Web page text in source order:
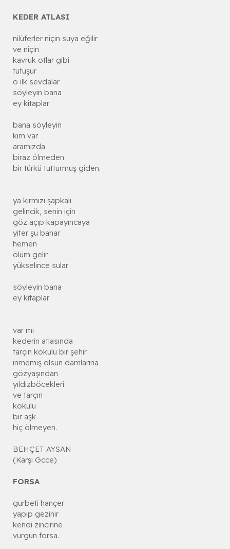
KEDER ATLASI
nilüferler niçin suya eğilir
ve niçin
kavruk otlar gibi
tutuşur
o ilk sevdalar
söyleyin bana
ey kitaplar.
bana söyleyin
kim var
aramızda
biraz ölmeden
bir türkü tutturmuş giden.
ya kırmızı şapkalı
gelincik, senin için
göz açıp kapayıncaya
yiter şu bahar
hemen
ölüm gelir
yükselince sular.
söyleyin bana
ey kitaplar
var mı
kederin atlasında
tarçın kokulu bir şehir
inmemiş olsun damlarına
gözyaşından
yıldızböcekleri
ve tarçın
kokulu
bir aşk
hiç ölmeyen.
BEHÇET AYSAN
(Karşı Gcce)
FORSA
gurbeti hançer
yapıp gezinir
kendi zincirine
vurgun forsa.